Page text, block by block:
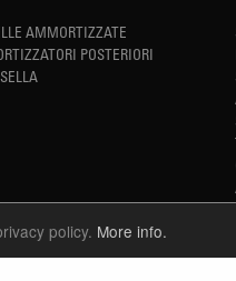
policy. More info.
AMMORTIZZATE
POSTERIORI